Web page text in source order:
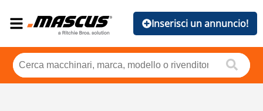
Inserisci un annuncio!